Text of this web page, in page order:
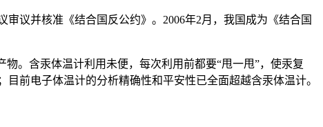
议并核准《结合国反公约》。2006年2月，我国成为《结合国
。含汞体温计利用未便，每次利用前都要“甩一甩”，使汞复
前电子体温计的分析精确性和平安性已全面超越含汞体温计。